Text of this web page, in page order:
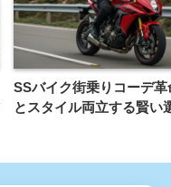
SSバイク街乗りコーデ革
とスタイル両立する賢い